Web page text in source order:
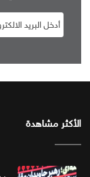
الأكثر مشاهدة